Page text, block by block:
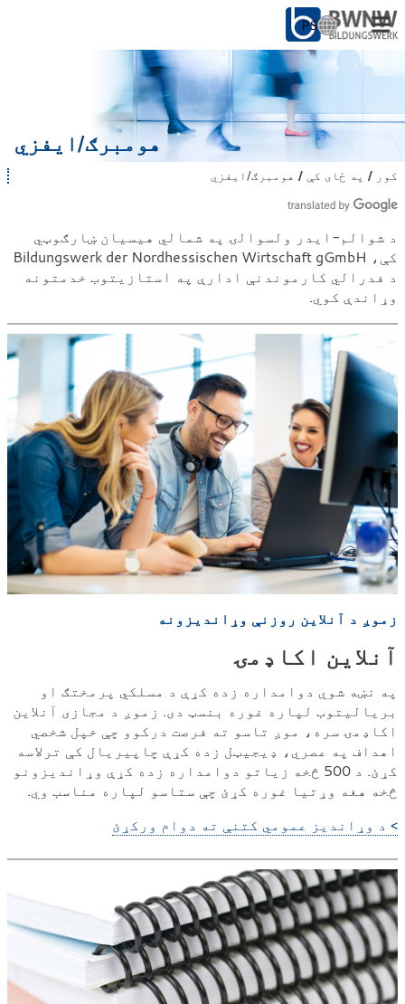
ژ
ب
و
ک
ئ
PS
هومبرګ/ایفزي
د خلکو لپاره
د شرکتونو لپاره
زموږ څخه
د کار سره
ت
س
د
ل
ی
ا
کور په ځای کې هومبرګ/ایفزي
د شوالم-ایدر ولسوالۍ په شمالي هیسیان ښارګوټي
کې، Bildungswerk der Nordhessischen Wirtschaft gGmbH
د فدرالي کارموندنې ادارې په استازیتوب خدمتونه
وړاندې کوي.
زموږ د آنلاین روزنې وړاندیزونه
آنلاین اکاډمۍ
په نښه شوي دوامداره زده کړې د مسلکي پرمختګ او
بریالیتوب لپاره غوره بنسټ دی. زموږ د مجازی آنلاین
اکاډمۍ سره، موږ تاسو ته فرصت درکوو چې خپل شخصي
اهداف په عصري، ډیجیټل زده کړې چاپیریال کې ترلاسه
کړئ. د 500 څخه زیاتو دوامداره زده کړې وړاندیزونو
څخه هغه وړتیا غوره کړئ چې ستاسو لپاره مناسب وي.
> د وړاندیز عمومي کتنې ته دوام ورکړئ